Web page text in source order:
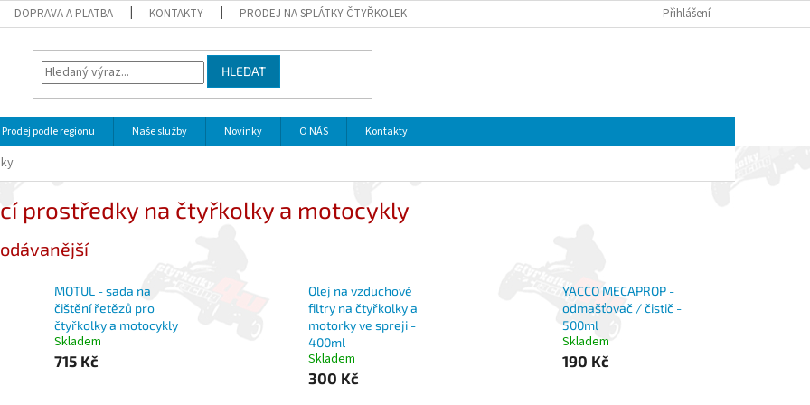
DOPRAVA A PLATBA KONTAKTY PRODEJ NA SPLÁTKY ČTYŘKOLEK A MOTOREK CFMOTO A GOES | ČTYŘKOLKY4U OBCHODNÍ PODMÍNKY
Přihlášení
HLEDAT
Prodej podle regionu Naše služby Novinky O NÁS Kontakty
prostředky na čtyřkolky a motocykly
MOTUL - sada na
čištění řetězů pro
čtyřkolky a motocykly
Skladem
715 Kč
Olej na vzduchové
filtry na čtyřkolky a
motorky ve spreji -
400ml
Skladem
300 Kč
YACCO MECAPROP -
odmašťovač / čistič -
500ml
Skladem
190 Kč